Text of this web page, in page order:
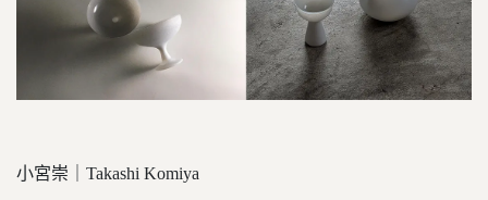
小宮崇｜Takashi Komiya